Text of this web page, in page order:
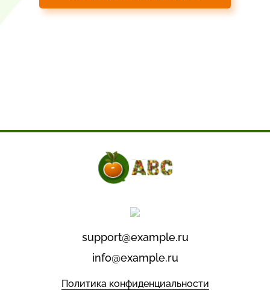
support@example.ru
info@example.ru
Политика конфиденциальности